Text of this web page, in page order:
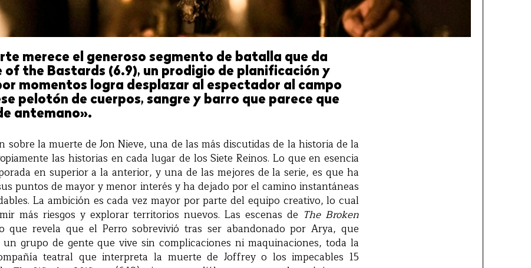
merece el generoso segmento de batalla que da
the Bastards (6.9), un prodigio de planificación y
momentos logra desplazar al espectador al campo
pelotón de cuerpos, sangre y barro que parece que
antemano».
sobre la muerte de Jon Nieve, una de las más discutidas de la historia de la
las historias en cada lugar de los Siete Reinos. Lo que en esencia
en superior a la anterior, y una de las mejores de la serie, es que ha
puntos de mayor y menor interés y ha dejado por el camino instantáneas
La ambición es cada vez mayor por parte del equipo creativo, lo cual
más riesgos y explorar territorios nuevos. Las escenas de The Broken
que revela que el Perro sobrevivió tras ser abandonado por Arya, que
grupo de gente que vive sin complicaciones ni maquinaciones, toda la
teatral que interpreta la muerte de Joffrey o los impecables 15